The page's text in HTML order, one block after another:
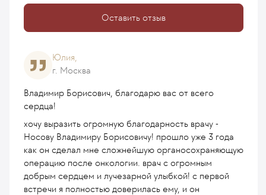
Оставить отзыв
Юлия,
г. Москва
Владимир Борисович, благодарю вас от всего
сердца!
хочу выразить огромную благодарность врачу -
Носову Владимиру Борисовичу! прошло уже 3 года
как он сделал мне сложнейшую органосохраняющую
операцию после онкологии. врач с огромным
добрым сердцем и лучезарной улыбкой! с первой
встречи я полностью доверилась ему, и он